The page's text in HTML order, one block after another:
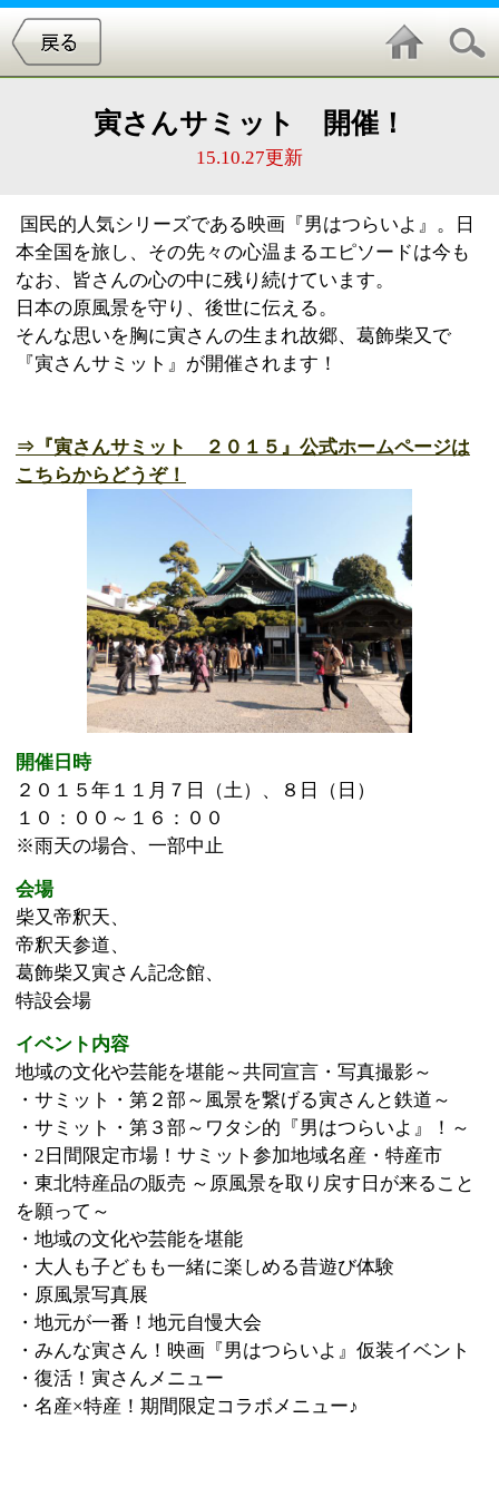
15.10.27更新
国民的人気シリーズである映画『男はつらいよ』。日
日本の原風景を守り、後世に伝える。
そんな思いを胸に寅さんの生まれ故郷、葛飾柴又で
『寅さんサミット』が開催されます！
⇒『寅さんサミット ２０１５』公式ホームページは
こちらからどうぞ！
２０１５年１１月７日（土）、８日（日）
１０：００～１６：００
※雨天の場合、一部中止
柴又帝釈天、
帝釈天参道、
葛飾柴又寅さん記念館、
地域の文化や芸能を堪能～共同宣言・写真撮影～
・サミット・第２部～風景を繋げる寅さんと鉄道～
・2日間限定市場！サミット参加地域名産・特産市
・東北特産品の販売 ～原風景を取り戻す日が来ること
・地域の文化や芸能を堪能
・大人も子どもも一緒に楽しめる昔遊び体験
・原風景写真展
・地元が一番！地元自慢大会
・みんな寅さん！映画『男はつらいよ』仮装イベント
・復活！寅さんメニュー
・名産×特産！期間限定コラボメニュー♪
このページの先頭へ
江戸川区時間 墨田区時間 葛飾区時間
表示：
© 2013 art blue Inc.